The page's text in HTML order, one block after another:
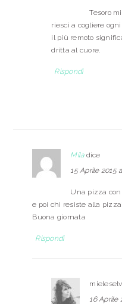
Tesoro
riesci a cogliere
il più remoto
dritta al cuore.
Rispondi
Mila dice
15 Aprile 2015
Una pizza con
e poi chi resiste alla
Buona giornata
Rispondi
16 Aprile